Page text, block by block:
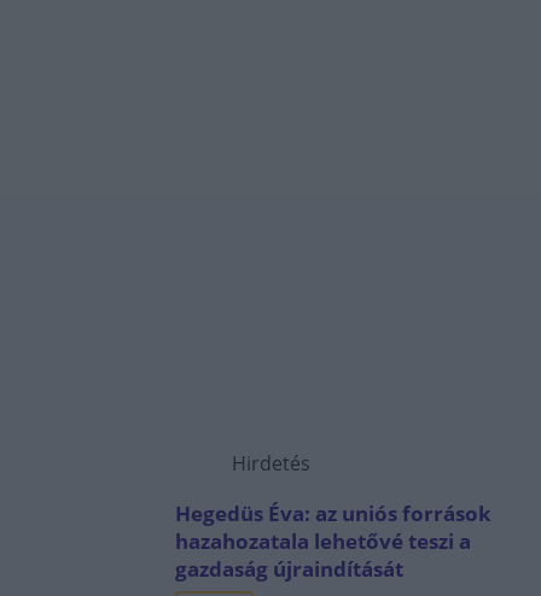
Hirdetés
Hegedüs Éva: az uniós források
hazahozatala lehetővé teszi a
gazdaság újraindítását